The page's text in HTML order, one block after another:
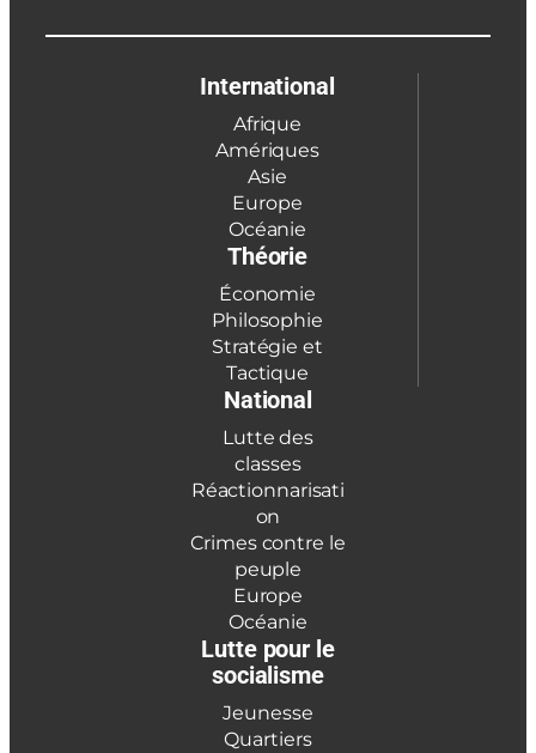
International
Afrique
Amériques
Asie
Europe
Océanie
Théorie
Économie
Philosophie
Stratégie et
Tactique
National
Lutte des
classes
Réactionnarisati
on
Crimes contre le
peuple
Europe
Océanie
Lutte pour le
socialisme
Jeunesse
Quartiers